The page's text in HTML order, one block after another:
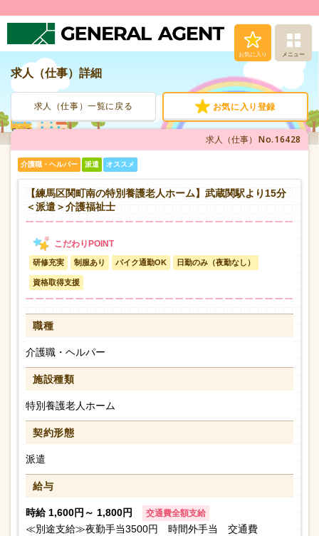
お気に入り メニュー
人材派遣サービス
転職支援サービス
登録から就業まで
お問い合わせ
求人（仕事）詳細
求人（仕事）一覧に戻る お気に入り登録
求人（仕事） No.16428
介護職・ヘルパー 派遣 オススメ
【練馬区関町南の特別養護老人ホーム】武蔵関駅より15分
＜派遣＞介護福祉士
研修充実 制服あり バイク通勤OK 日勤のみ（夜勤なし）
資格取得支援
職種
介護職・ヘルパー
施設種類
特別養護老人ホーム
契約形態
派遣
給与
時給 1,600円～ 1,800円 交通費全額支給
≪別途支給≫夜勤手当3500円 時間外手当 交通費